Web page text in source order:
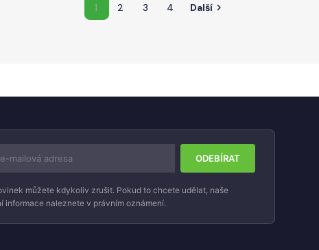
1 2 3 4 Další
můžete kdykoliv zrušit. Pokud to chcete udělat, naše
informace naleznete v právním oznámení.